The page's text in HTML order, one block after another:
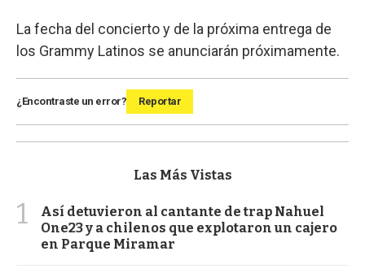
La fecha del concierto y de la próxima entrega de
los Grammy Latinos se anunciarán próximamente.
¿Encontraste un error? Reportar
Las Más Vistas
1
Así detuvieron al cantante de trap Nahuel
One23 y a chilenos que explotaron un cajero
en Parque Miramar